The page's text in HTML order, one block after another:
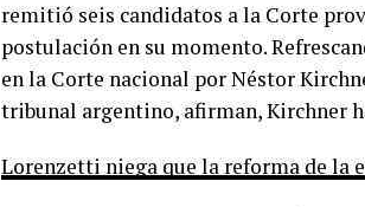
remitió seis candidatos a la Corte
postulación en su momento.
en la Corte nacional por Néstor
tribunal argentino, afirman, Kirchner
Lorenzetti niega que la reforma de la